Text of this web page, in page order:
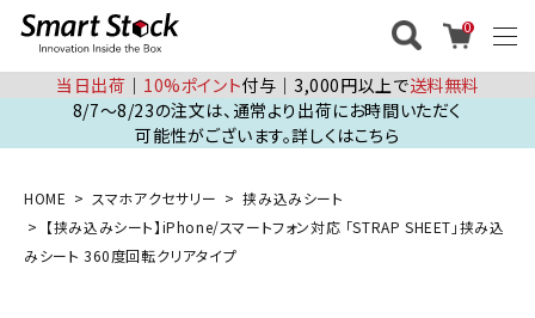
0
当日出荷 │ 10%ポイント付与│3,000円以上で送料無料
8/7～8/23の注文は、通常より出荷にお時間いただく
可能性がございます。詳しくはこちら
HOME スマホアクセサリー
挟み込みシート
【挟み込みシート】iPhone/スマートフォン対応 「STRAP SHEET」挟み込
みシート 360度回転クリアタイプ